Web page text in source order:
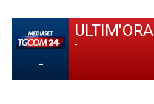
-
ULTIM'ORA
-